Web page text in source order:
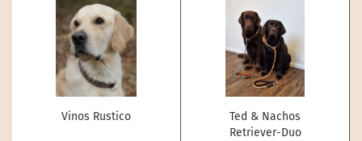
Vinos Rustico
Ted & Nachos
Retriever-Duo